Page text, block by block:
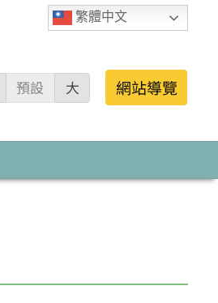
繁體中文
預設 大 網站導覽